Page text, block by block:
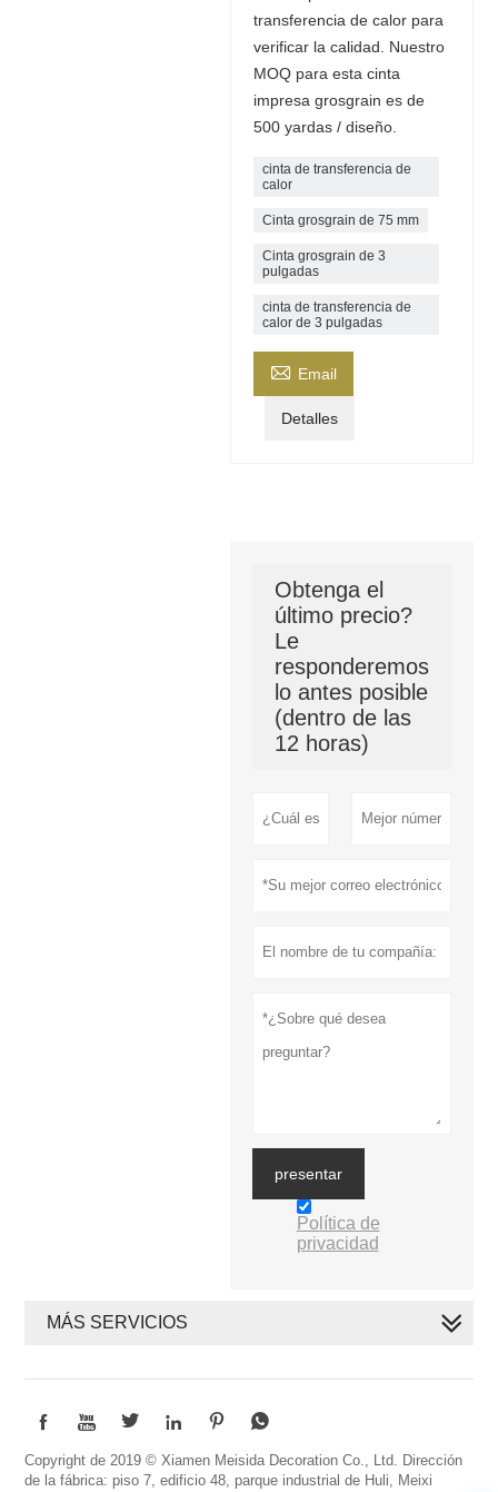
transferencia de calor para
verificar la calidad. Nuestro
MOQ para esta cinta
impresa grosgrain es de
500 yardas / diseño.
cinta de transferencia de
calor
Cinta grosgrain de 75 mm
Cinta grosgrain de 3
pulgadas
cinta de transferencia de
calor de 3 pulgadas
 Email
Detalles
Obtenga el
último precio?
Le
responderemos
lo antes posible
(dentro de las
12 horas)
presentar
Política de
privacidad
MÁS SERVICIOS
     
Copyright de 2019 © Xiamen Meisida Decoration Co., Ltd. Dirección
de la fábrica: piso 7, edificio 48, parque industrial de Huli, Meixi